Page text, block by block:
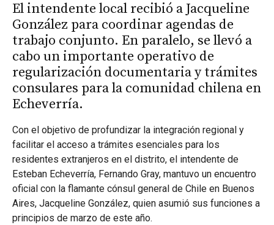
El intendente local recibió a Jacqueline
González para coordinar agendas de
trabajo conjunto. En paralelo, se llevó a
cabo un importante operativo de
regularización documentaria y trámites
consulares para la comunidad chilena en
Echeverría.
Con el objetivo de profundizar la integración regional y
facilitar el acceso a trámites esenciales para los
residentes extranjeros en el distrito, el intendente de
Esteban Echeverría, Fernando Gray, mantuvo un encuentro
oficial con la flamante cónsul general de Chile en Buenos
Aires, Jacqueline González, quien asumió sus funciones a
principios de marzo de este año.